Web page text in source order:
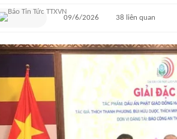
09/6/2026 38 liên quan